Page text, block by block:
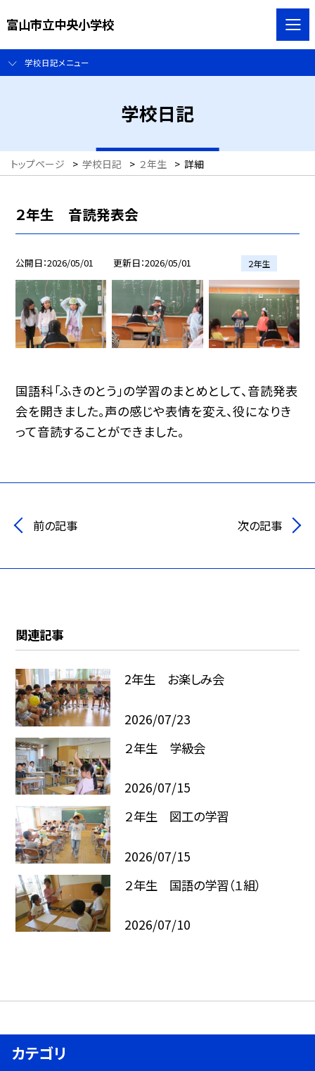
富山市立中央小学校
学校日記メニュー
学校日記
トップページ > 学校日記 > ２年生 > 詳細
２年生 音読発表会
公開日 2026/05/01 更新日 2026/05/01 ２年生
国語科「ふきのとう」の学習のまとめとして、音読発表
会を開きました。声の感じや表情を変え、役になりき
って音読することができました。
前の記事 次の記事
関連記事
2年生 お楽しみ会
2026/07/23
２年生 学級会
2026/07/15
２年生 図工の学習
2026/07/15
２年生 国語の学習（１組）
2026/07/10
カテゴリ